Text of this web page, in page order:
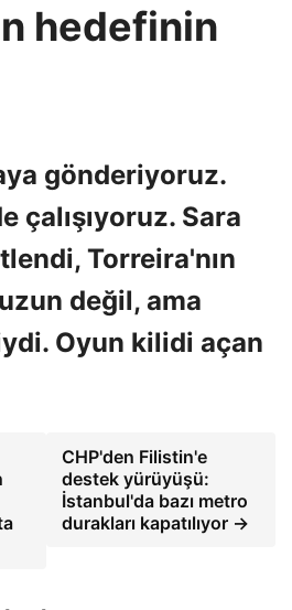
hedefinin
gönderiyoruz.
çalışıyoruz. Sara
Torreira'nın
değil, ama
Oyun kilidi açan
CHP'den Filistin'e
destek yürüyüşü:
İstanbul'da bazı metro
durakları kapatılıyor →